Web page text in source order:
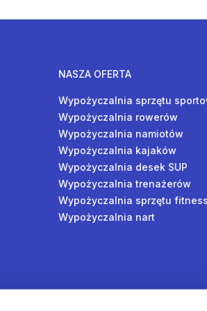
NASZA OFERTA
Wypożyczalnia sprzętu
Wypożyczalnia rowerów
Wypożyczalnia namiotów
Wypożyczalnia kajaków
Wypożyczalnia desek SUP
Wypożyczalnia trenażerów
Wypożyczalnia sprzętu fitness
Wypożyczalnia nart